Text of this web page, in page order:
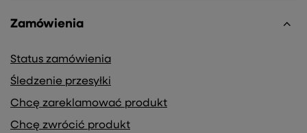
Zamówienia
Status zamówienia
Śledzenie przesyłki
Chcę zareklamować produkt
Chcę zwrócić produkt